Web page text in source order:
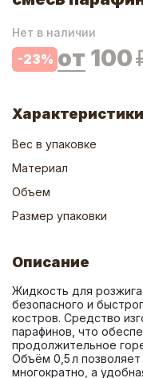
Нет в наличии
-23% от 100
Характеристики
Вес в упаковке
Материал
Объем
Размер упаковки
Описание
Жидкость для розжига
безопасного и
костров. Средство
парафинов, что
продолжительное
Объём 0,5 л
многократно, а